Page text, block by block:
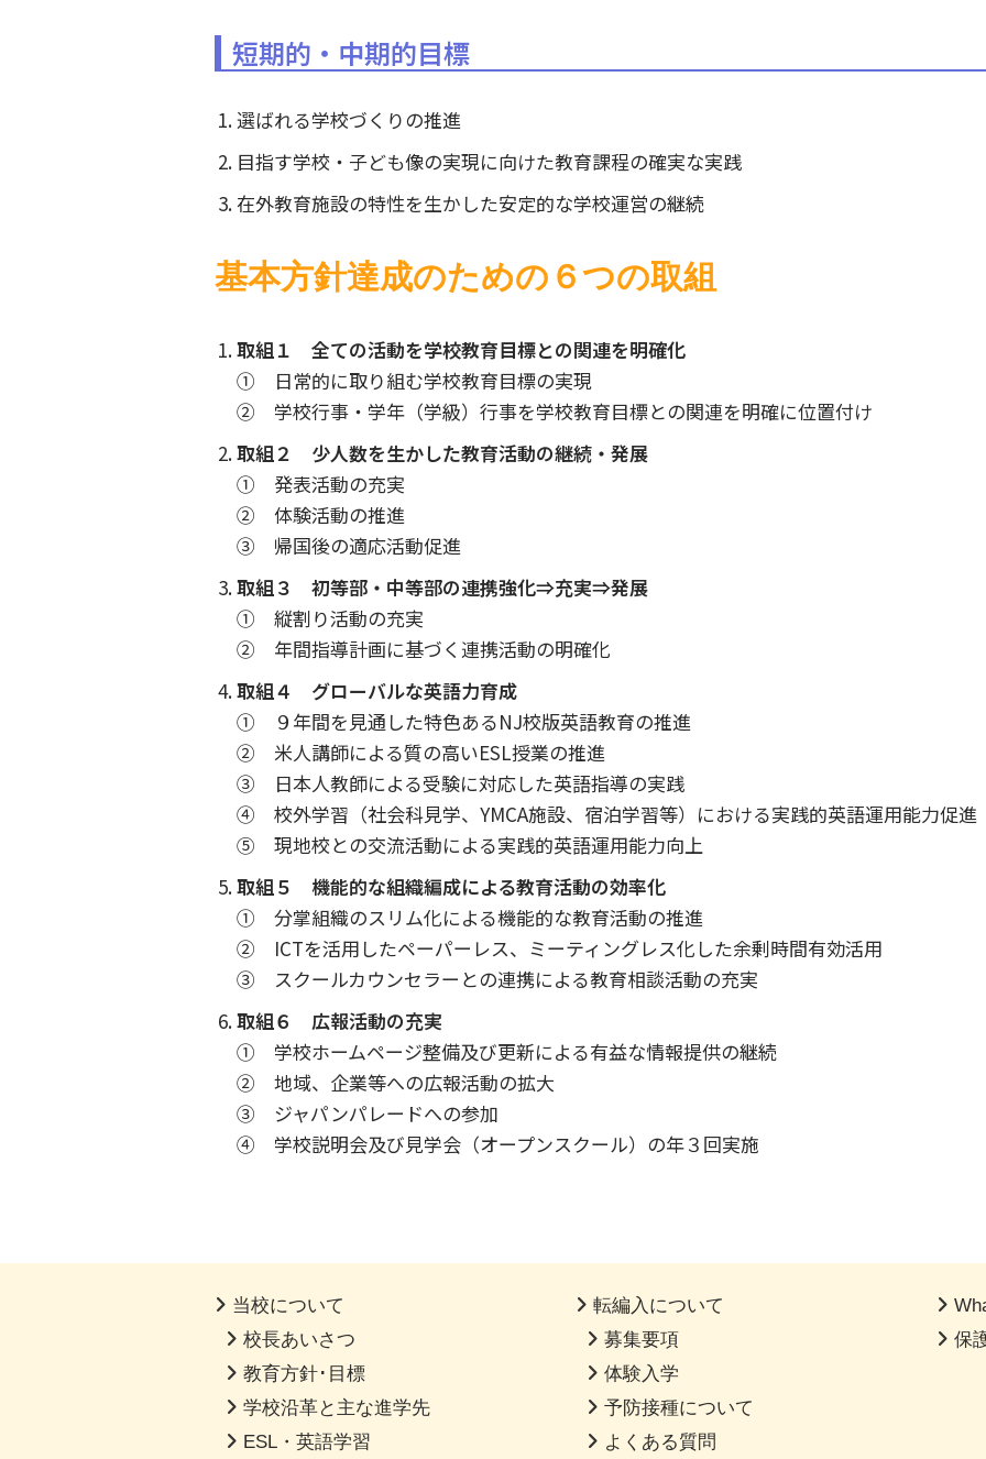
短期的・中期的目標
選ばれる学校づくりの推進
目指す学校・子ども像の実現に向けた教育課程の確実な実践
在外教育施設の特性を生かした安定的な学校運営の継続
基本方針達成のための６つの取組
取組１ 全ての活動を学校教育目標との関連を明確化
① 日常的に取り組む学校教育目標の実現
② 学校行事・学年（学級）行事を学校教育目標との関連を明確に位置付け
取組２ 少人数を生かした教育活動の継続・発展
① 発表活動の充実
② 体験活動の推進
③ 帰国後の適応活動促進
取組３ 初等部・中等部の連携強化⇒充実⇒発展
① 縦割り活動の充実
② 年間指導計画に基づく連携活動の明確化
取組４ グローバルな英語力育成
① ９年間を見通した特色あるNJ校版英語教育の推進
② 米人講師による質の高いESL授業の推進
③ 日本人教師による受験に対応した英語指導の実践
④ 校外学習（社会科見学、YMCA施設、宿泊学習等）における実践的英語運用能力促進
⑤ 現地校との交流活動による実践的英語運用能力向上
取組５ 機能的な組織編成による教育活動の効率化
① 分掌組織のスリム化による機能的な教育活動の推進
② ICTを活用したペーパーレス、ミーティングレス化した余剰時間有効活用
③ スクールカウンセラーとの連携による教育相談活動の充実
取組６ 広報活動の充実
① 学校ホームページ整備及び更新による有益な情報提供の継続
② 地域、企業等への広報活動の拡大
③ ジャパンパレードへの参加
④ 学校説明会及び見学会（オープンスクール）の年３回実施
当校について
校長あいさつ
教育方針･目標
学校沿革と主な進学先
ESL・英語学習
転編入について
募集要項
体験入学
予防接種について
よくある質問
保